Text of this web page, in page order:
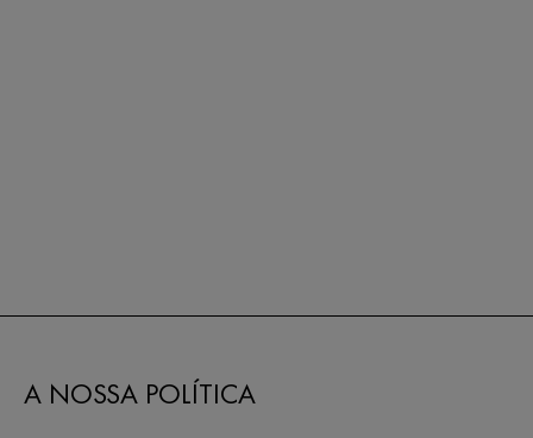
A NOSSA POLÍTICA